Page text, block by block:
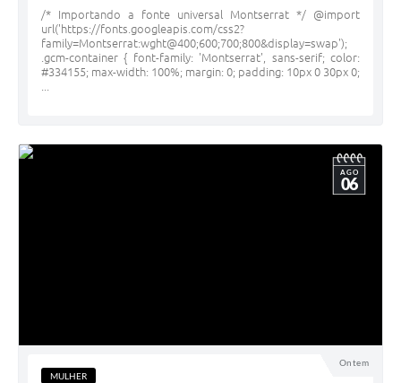
/* Importando a fonte universal Montserrat */ @import
url('https://fonts.googleapis.com/css2?
family=Montserrat:wght@400;600;700;800&display=swap');
.gcm-container { font-family: 'Montserrat', sans-serif; color:
#334155; max-width: 100%; margin: 0; padding: 10px 0 30px 0;
Ontem
AGO
06
MULHER